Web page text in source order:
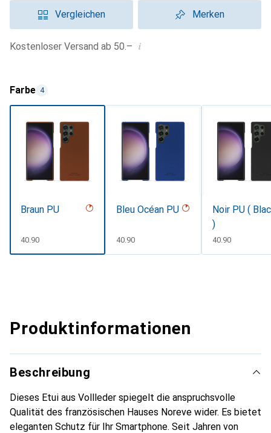
Vergleichen Merken
Kostenloser Versand ab 50.– i
Farbe 4
Braun PU
CHF
40.90
Bleu Océan PU
CHF
40.90
Noir PU (
)
CHF
40.90
Produktinformationen
Beschreibung
Dieses Etui aus Vollleder spiegelt die anspruchsvolle
Qualität des französischen Hauses Noreve wider. Es bietet
eleganten Schutz für Ihr Smartphone. Seit Jahren von